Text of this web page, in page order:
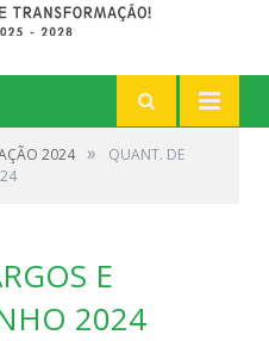
2024 »
QUANT. DE
E
2024